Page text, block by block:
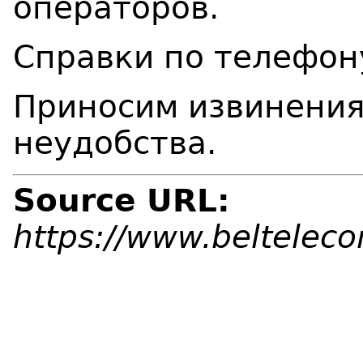
операторов.
Справки по
Приносим
неудобства.
Source URL:
https://